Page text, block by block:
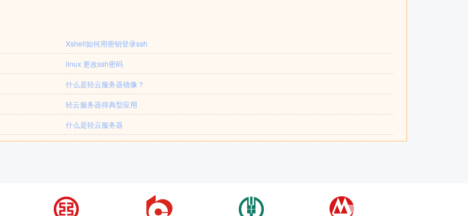
Xshell如何用密钥登录ssh
linux 更改ssh密码
什么是轻云服务器镜像？
轻云服务器得典型应用
什么是轻云服务器